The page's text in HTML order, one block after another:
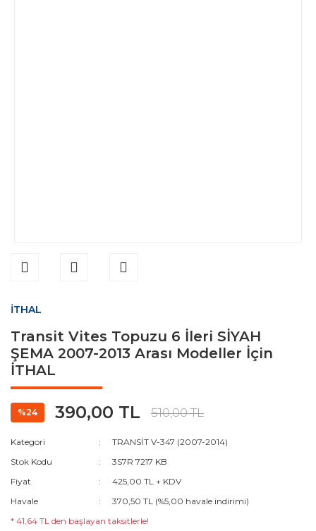
İTHAL
Transit Vites Topuzu 6 İleri SİYAH
ŞEMA 2007-2013 Arası Modeller İçin
İTHAL
%24 390,00 TL 510,00 TL
Kategori
TRANSİT V-347 (2007-2014)
Stok Kodu
3S7R 7217 KB
Fiyat
425,00 TL + KDV
Havale
370,50 TL (%5,00 havale indirimi)
* 41,64 TL den başlayan taksitlerle!